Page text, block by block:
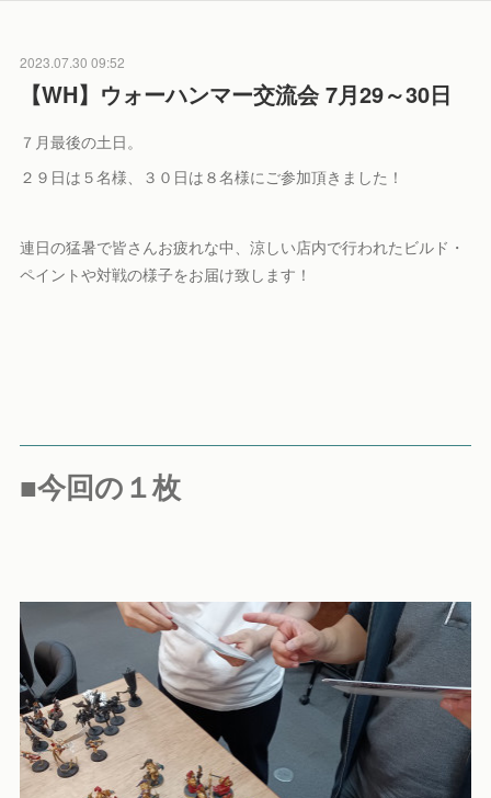
2023.07.30 09:52
【WH】ウォーハンマー交流会 7月29～30日
７月最後の土日。
２９日は５名様、３０日は８名様にご参加頂きました！
連日の猛暑で皆さんお疲れな中、涼しい店内で行われたビルド・
ペイントや対戦の様子をお届け致します！
■今回の１枚